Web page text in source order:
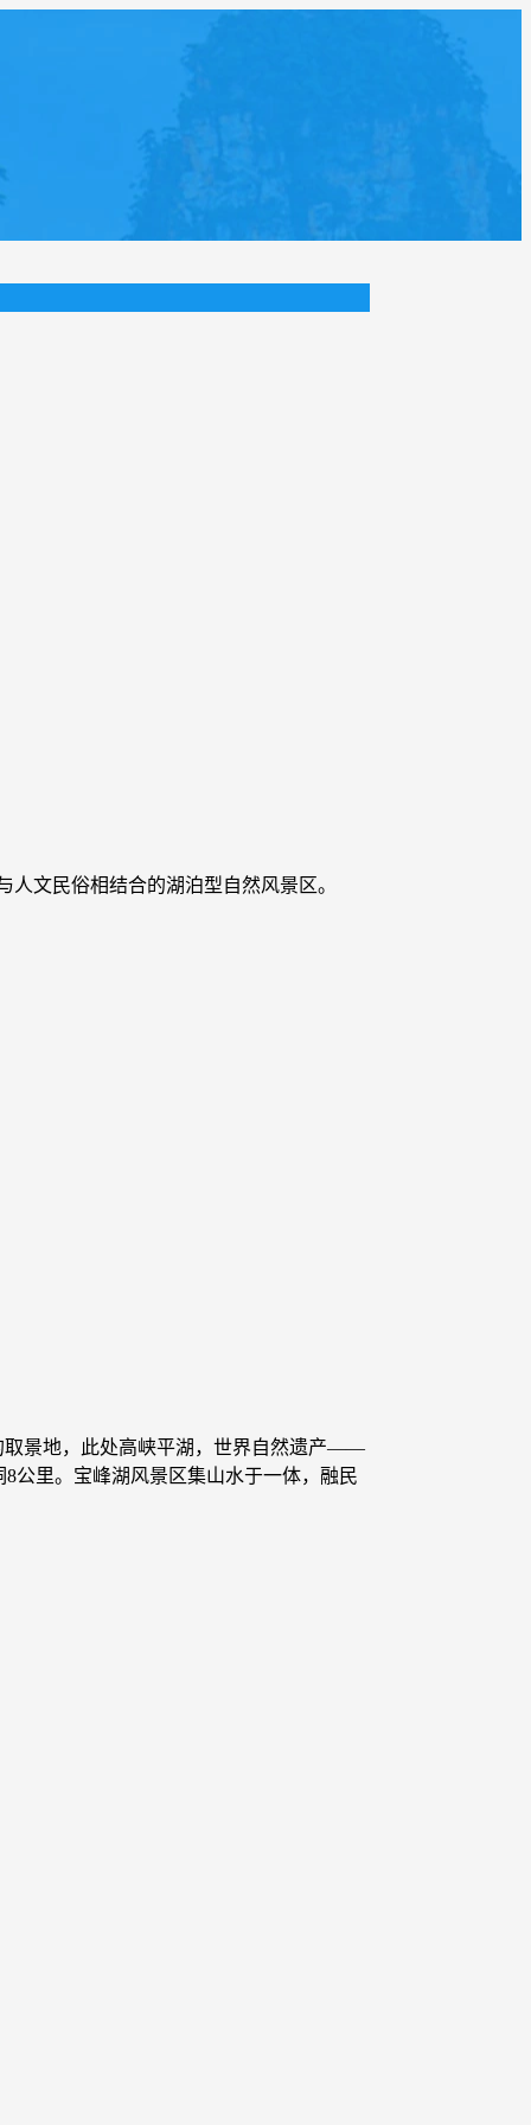
文民俗相结合的湖泊型自然风景区。
取景地，此处高峡平湖，世界自然遗产——
公里。宝峰湖风景区集山水于一体，融民